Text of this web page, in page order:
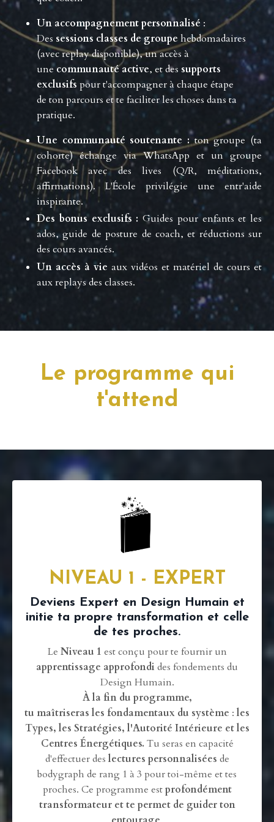
Un accompagnement personnalisé :
Des sessions classes de groupe hebdomadaires
(avec replay disponible), un accès à
une communauté active, et des supports
exclusifs pour t'accompagner à chaque étape
de ton parcours et te faciliter les choses dans ta
pratique.
Une communauté soutenante :ton groupe (ta
cohorte) échange via WhatsApp et un groupe
Facebook avec des lives (Q/R, méditations,
affirmations). L'École privilégie une entr'aide
inspirante.
Des bonus exclusifs : Guides pour enfants et les
ados, guide de posture de coach, et réductions sur
des cours avancés.
Un accès à vie aux vidéos et matériel de cours et
aux replays des classes.
Le programme qui
t'attend
NIVEAU 1 - EXPERT
Deviens Expert en Design Humain et
initie ta propre transformation et celle
de tes proches.
Le Niveau 1 est conçu pour te fournir un
apprentissage approfondi des fondements du
Design Humain.
À la fin du programme,
tu maîtriseras les fondamentaux du système : les
Types, les Stratégies, l'Autorité Intérieure et les
Centres Énergétiques. Tu seras en capacité
d'effectuer des lectures personnalisées de
bodygraph de rang 1 à 3 pour toi-même et tes
proches. Ce programme estprofondément
transformateur et te permet de guider ton